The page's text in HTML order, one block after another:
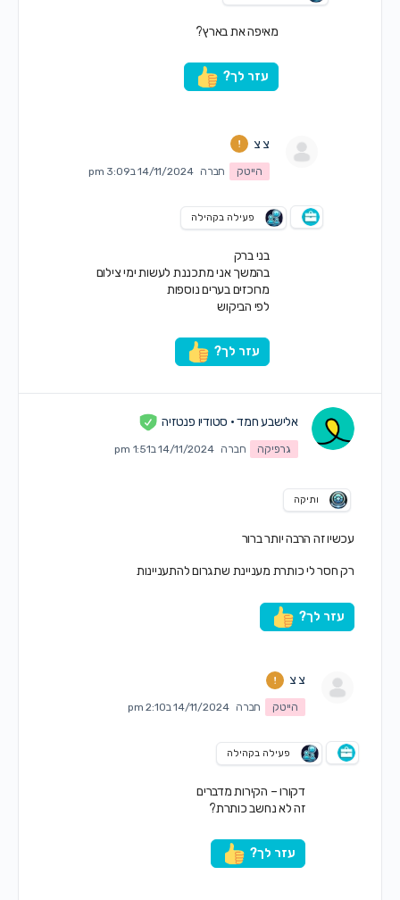
מאיפה את בארץ?
עזר לך?
צ צ
הייטק חברה 14/11/2024 ב3:09 pm
פעילה בקהילה
בני ברק
בהמשך אני מתכננת לעשות ימי צילום
מרוכזים בערים נוספות
לפי הביקוש
עזר לך?
אלישבע חמד • סטודיו פנטזיה
גרפיקה חברה 14/11/2024 ב1:51 pm
ותיקה
עכשיו זה הרבה יותר ברור
רק חסר לי כותרת מעניינת שתגרום להתעניינות
עזר לך?
צ צ
הייטק חברה 14/11/2024 ב2:10 pm
פעילה בקהילה
דקורו – הקירות מדברים
זה לא נחשב כותרת?
עזר לך?